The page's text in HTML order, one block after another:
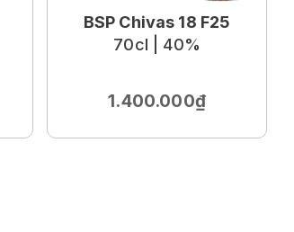
BSP Chivas 18 F25
70cl | 40%
1.400.000₫